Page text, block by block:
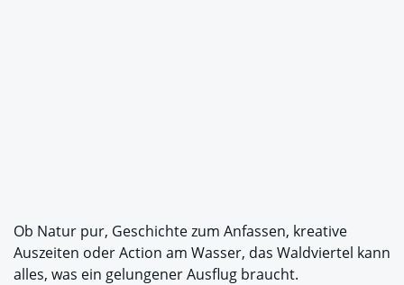
Ob Natur pur, Geschichte zum Anfassen, kreative
Auszeiten oder Action am Wasser, das Waldviertel kann
alles, was ein gelungener Ausflug braucht.